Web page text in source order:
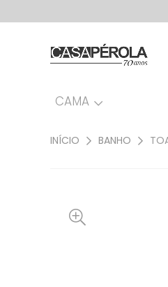
CAMA
INÍCIO BANHO